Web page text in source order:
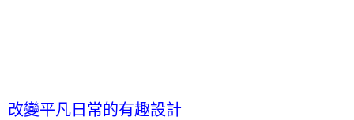
改變平凡日常的有趣設計